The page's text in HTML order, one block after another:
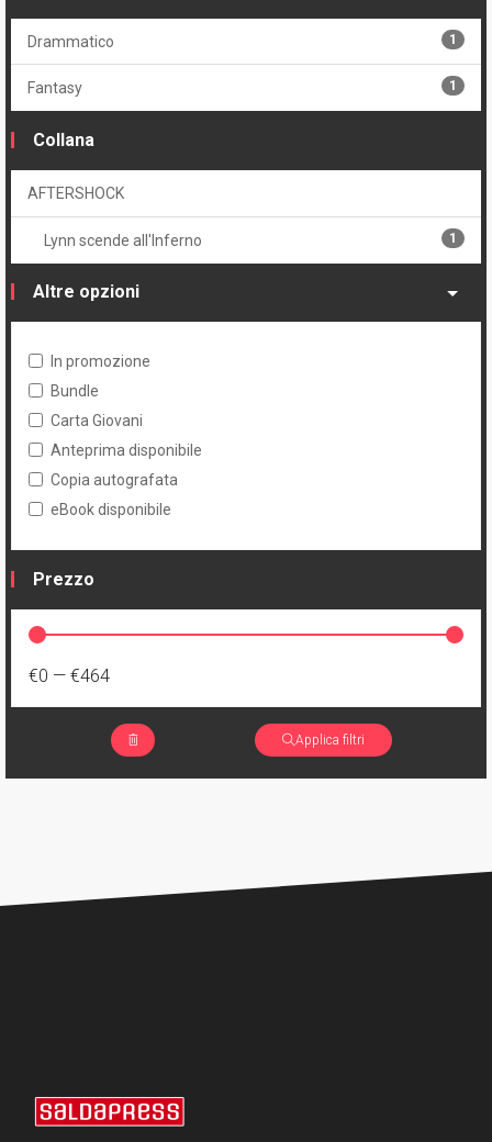
Drammatico 1
Fantasy 1
Collana
AFTERSHOCK
Lynn scende all'Inferno 1
Altre opzioni
In promozione
Bundle
Carta Giovani
Anteprima disponibile
Copia autografata
eBook disponibile
Prezzo
€0 — €464
Applica filtri